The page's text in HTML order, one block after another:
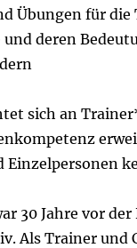
Übungen für
deren
sich an
Einzelpersonen
30 Jahre vor
Als Trainer und